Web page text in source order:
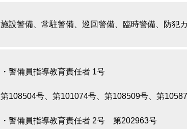
施設警備、常駐警備、巡回警備、臨時警備、防犯
・警備員指導教育責任者 1号
第108504号、第101074号、第108509号、第
・警備員指導教育責任者 2号 第202963号